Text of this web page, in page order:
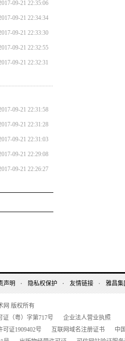
09-21 22:35:06
09-21 22:34:34
09-21 22:33:30
09-21 22:32:55
09-21 22:32:31
09-21 22:31:58
09-21 22:31:28
09-21 22:31:03
09-21 22:29:08
09-21 22:26:27
声明 隐私权保护 友情链接 雅昌集
网 版权所有
证（粤）字第717号
企业法人营业执照
可证1909402号 互联网域名注册证书
中